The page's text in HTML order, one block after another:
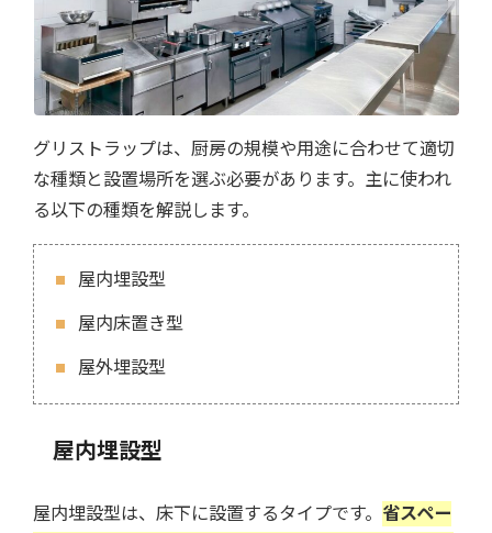
グリストラップは、厨房の規模や用途に合わせて適切
な種類と設置場所を選ぶ必要があります。主に使われ
る以下の種類を解説します。
屋内埋設型
屋内床置き型
屋外埋設型
屋内埋設型
屋内埋設型は、床下に設置するタイプです。 省スペー